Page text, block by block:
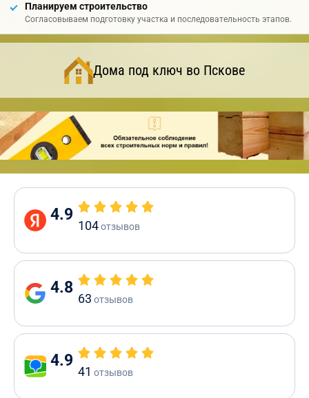
Планируем строительство
Согласовываем подготовку участка и последовательность этапов.
Дома под ключ во Пскове
4.9
104отзывов
4.8
63 отзывов
4.9
41 отзывов